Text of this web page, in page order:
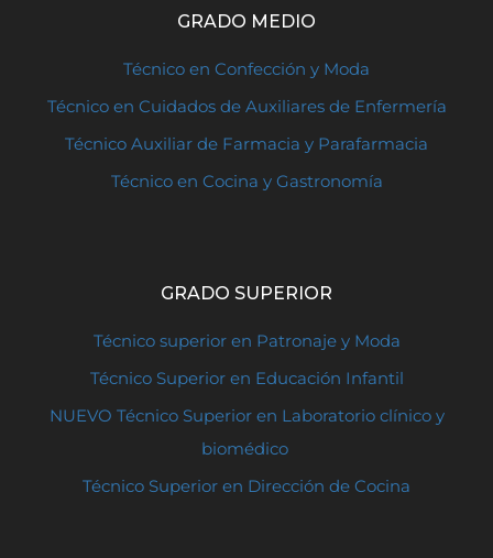
GRADO MEDIO
Técnico en Confección y Moda
Técnico en Cuidados de Auxiliares de Enfermería
Técnico Auxiliar de Farmacia y Parafarmacia
Técnico en Cocina y Gastronomía
GRADO SUPERIOR
Técnico superior en Patronaje y Moda
Técnico Superior en Educación Infantil
NUEVO Técnico Superior en Laboratorio clínico y
biomédico
Técnico Superior en Dirección de Cocina